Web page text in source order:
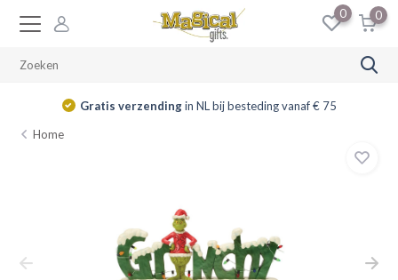
0 0
Gratis verzendingin NL bij besteding vanaf € 75
Home